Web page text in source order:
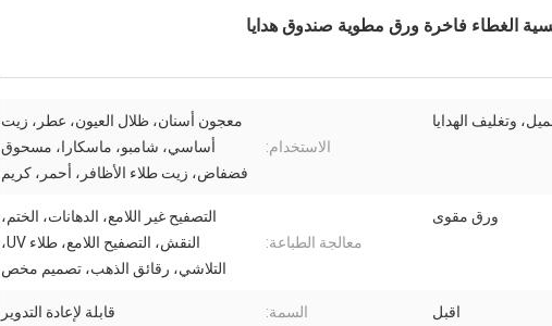
الغطاء فاخرة ورق مطوية صندوق هدايا
وتغليف الهدايا
الاستخدام:
معجون أسنان، ظلال العيون، عطر، زيت
أساسي، شامبو، ماسكارا، مسحوق
فضفاض، زيت طلاء الأظافر، أحمر، كريم
ورق مقوى
معالجة الطباعة:
التصفيح غير اللامع، الدهانات، الختم،
النقش، التصفيح اللامع، طلاء UV،
التلاشي، رقائق الذهب، تصميم مخص
اقبل السمة: قابلة لإعادة التدوير